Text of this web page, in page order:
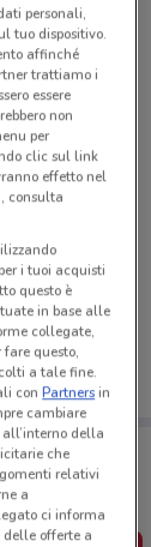
vicino a te,
comodamente
personali,
tuo dispositivo.
affinché
trattiamo i
essere
non
per
clic sul link
effetto nel
consulta
i tuoi acquisti
questo è
in base alle
collegate,
questo,
a tale fine.
conPartnersin
cambiare
della
che
relativi
a
ci informa
offerte a